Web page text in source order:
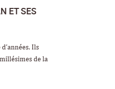
ET SES
Ils
de la